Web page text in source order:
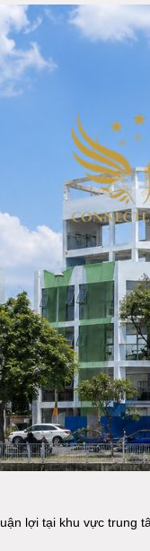
lợi tại khu vực trung